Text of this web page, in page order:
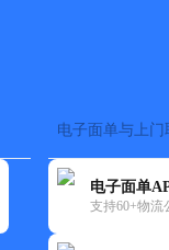
电子面单与上门
电子面单
支持60+物流